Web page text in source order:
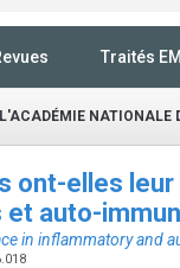
Traités
NATIONALE
ont-elles
auto-
in inflammatory and